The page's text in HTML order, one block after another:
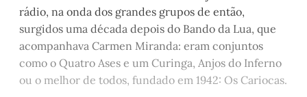
rádio, na onda dos grandes grupos de então,
surgidos uma década depois do Bando da Lua, que
acompanhava Carmen Miranda: eram conjuntos
como o Quatro Ases e um Curinga, Anjos do Inferno
ou o melhor de todos, fundado em 1942: Os Cariocas.